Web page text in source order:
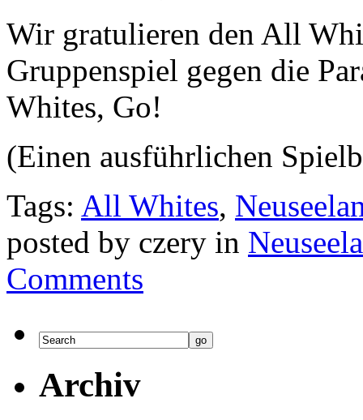
Wir gratulieren den All
Gruppenspiel gegen die
Whites, Go!
(Einen ausführlichen
Tags: All Whites,
posted by czery in
Comments
Archiv